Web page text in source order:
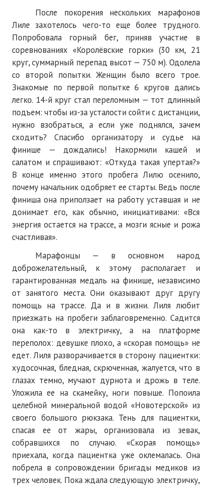
После покорения нескольких марафонов
Лиле захотелось чего-то еще более трудного.
Попробовала горный бег, приняв участие в
соревнованиях «Королёвские горки» (30 км, 21
круг, суммарный перепад высот — 750 м). Одолела
со второй попытки. Женщин было всего трое.
Знакомые по первой попытке 6 кругов дались
легко. 14-й круг стал переломным — тот длинный
подъем: чтобы из-за усталости сойти с дистанции,
нужно взобраться, а если уже поднялся, зачем
сходить? Спасибо организатору и судье на
финише — дождались! Накормили кашей и
салатом и спрашивают: «Откуда такая упертая?»
В конце именно этого пробега Лилю осенило,
почему начальник одобряет ее старты. Ведь после
финиша она приползает на работу уставшая и не
донимает его, как обычно, инициативами: «Вся
энергия остается на трассе, а мозги ясные и рожа
счастливая».
Марафонцы — в основном народ
доброжелательный, к этому располагает и
гарантированная медаль на финише, независимо
от занятого места. Они оказывают друг другу
помощь на трассе. Да и в жизни. Лиля любит
приезжать на пробеги заблаговременно. Садится
она как-то в электричку, а на платформе
переполох: девушке плохо, а «скорая помощь» не
едет. Лиля разворачивается в сторону пациентки:
худосочная, бледная, скрюченная, жалуется, что в
глазах темно, мучают дурнота и дрожь в теле.
Уложила ее на скамейку, ноги повыше. Попоила
целебной минеральной водой «Новотерской» из
своего большого рюкзака. Тень для пациентки,
спасая ее от жары, организовала из зевак,
собравшихся по случаю. «Скорая помощь»
приехала, когда пациентка уже оклемалась. Она
побрела в сопровождении бригады медиков из
трех человек. Пока ждала следующую электричку,